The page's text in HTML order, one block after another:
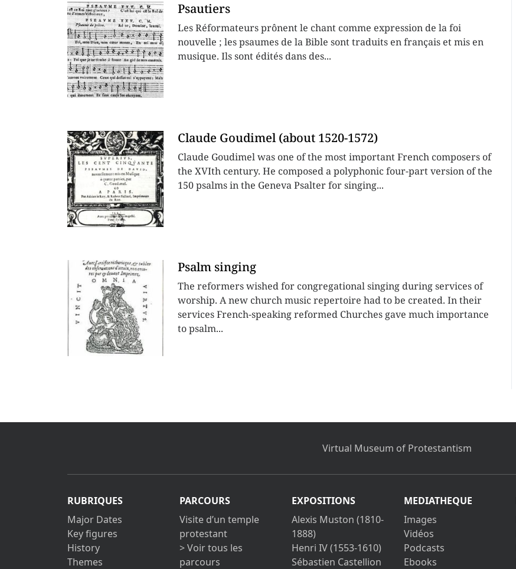
Psautiers
Les Réformateurs prônent le chant comme expression de la foi
nouvelle ; les psaumes de la Bible sont traduits en français et mis en
musique. Ils sont édités dans des...
Claude Goudimel (about 1520-1572)
Claude Goudimel was one of the most important French composers of
the XVIth century. He composed a polyphonic four-part version of the
150 psalms in the Geneva Psalter for singing...
Psalm singing
The reformers wished for congregational singing during services of
worship. A new church music repertoire had to be created. In their
services French-speaking reformed Churches gave much importance
to psalm...
Virtual Museum of Protestantism
RUBRIQUES
Major Dates
Key figures
History
Themes
PARCOURS
Visite d’un temple
protestant
> Voir tous les
parcours
EXPOSITIONS
Alexis Muston (1810-
1888)
Henri IV (1553-1610)
Sébastien Castellion
MEDIATHEQUE
Images
Vidéos
Podcasts
Ebooks